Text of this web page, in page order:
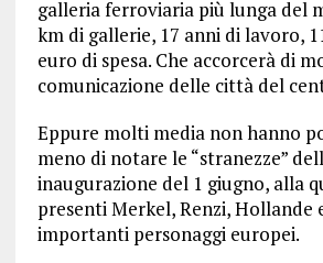
galleria ferroviaria più lunga del
km di gallerie, 17 anni di lavoro,
euro di spesa. Che accorcerà di
comunicazione delle città del
Eppure molti media non hanno
meno di notare le “stranezze”
inaugurazione del 1 giugno, alla
presenti Merkel, Renzi, Hollande
importanti personaggi europei.